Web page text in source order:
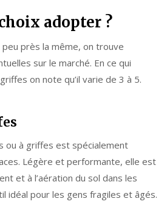
adopter ?
près la même, on trouve
sur le marché. En ce qui
on note qu’il varie de 3 à 5.
ou à griffes est spécialement
Légère et performante, elle est
et à l’aération du sol dans les
idéal pour les gens fragiles et âgés.